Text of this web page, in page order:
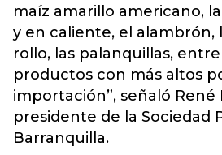
maíz amarillo americano,
y en caliente, el alambrón,
rollo, las palanquillas,
productos con más altos
importación”, señaló René
presidente de la Sociedad
Barranquilla.